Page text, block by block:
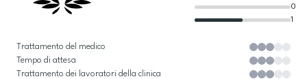
1
0
Trattamento del medico
Tempo di attesa
Trattamento dei lavoratori della clinica